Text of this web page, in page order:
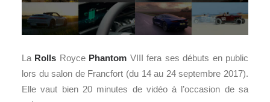
La Rolls Royce Phantom VIII fera ses débuts en public
lors du salon de Francfort (du 14 au 24 septembre 2017).
Elle vaut bien 20 minutes de vidéo à l’occasion de sa